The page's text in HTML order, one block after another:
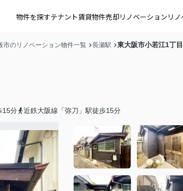
物件を探すテナント賃貸物件売却リノベーション リ
市のリノベーション物件一覧 長瀬駅 東大阪市小若江1丁目
15分 近鉄大阪線「弥刀」駅徒歩15分